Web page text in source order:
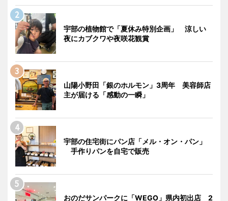
宇部の植物館で「夏休み特別企画」 涼しい
夜にカブクワや夜咲花観賞
山陽小野田「銀のホルモン」3周年 美容師店
主が届ける「感動の一瞬」
宇部の住宅街にパン店「メル・オン・パン」
手作りパンを自宅で販売
おのだサンパークに「WEGO」県内初出店 2